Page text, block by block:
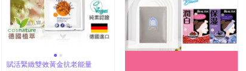
賦活緊緻雙效黃金抗老能量